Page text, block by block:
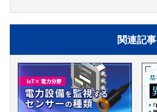
関連記事